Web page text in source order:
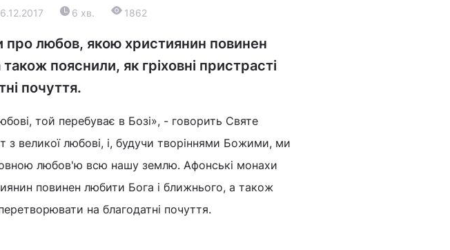
6 хв. 1862
про любов, якою християнин повинен
пояснили, як гріховні пристрасті
почуття.
той перебуває в Бозі», - говорить Святе
з великої любові, і, будучи творіннями Божими, ми
любов'ю всю нашу землю. Афонські монахи
повинен любити Бога і ближнього, а також
на благодатні почуття.